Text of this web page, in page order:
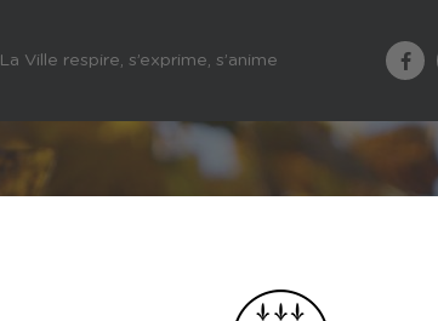
La Ville respire, s’exprime, s’anime